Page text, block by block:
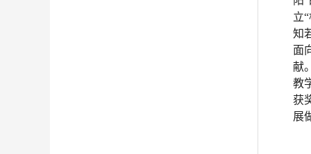
立
知
面
献
教
获
展